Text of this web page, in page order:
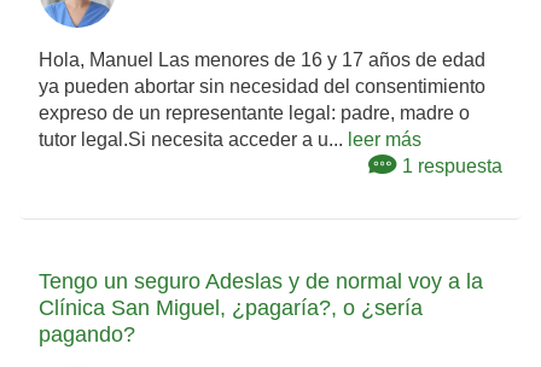
Hola, Manuel Las menores de 16 y 17 años de edad
ya pueden abortar sin necesidad del consentimiento
expreso de un representante legal: padre, madre o
tutor legal.Si necesita acceder a u... leer más
1 respuesta
Tengo un seguro Adeslas y de normal voy a la
Clínica San Miguel, ¿pagaría?, o ¿sería
pagando?